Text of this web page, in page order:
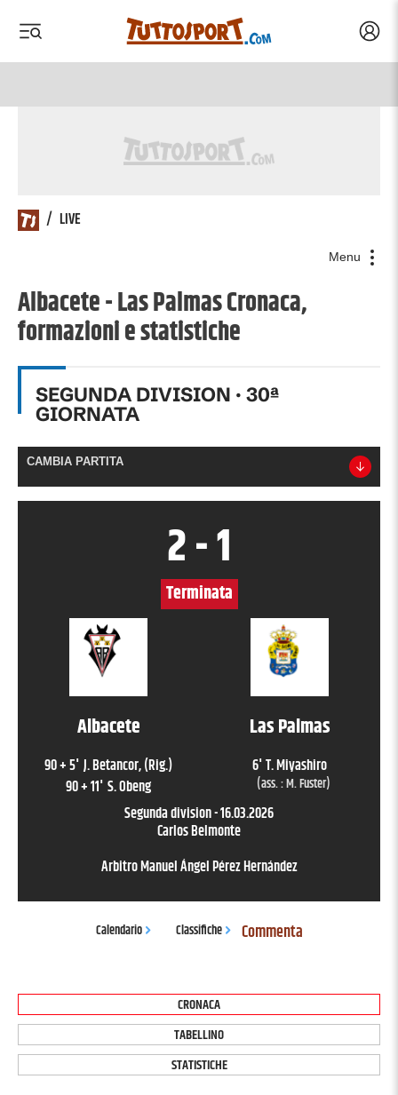
/ LIVE
Menu
Albacete - Las Palmas Cronaca,
formazioni e statistiche
SEGUNDA DIVISION · 30ª
GIORNATA
CAMBIA PARTITA
Albacete
90 + 5' J. Betancor, (Rig.)
90 + 11' S. Obeng
Las Palmas
6' T. Miyashiro
(ass. :M. Fuster)
2-1
Terminata
Segunda division-16.03.2026
Carlos Belmonte
ArbitroManuel Ángel Pérez Hernández
Calendario Classifiche Commenta
CRONACA
TABELLINO
STATISTICHE